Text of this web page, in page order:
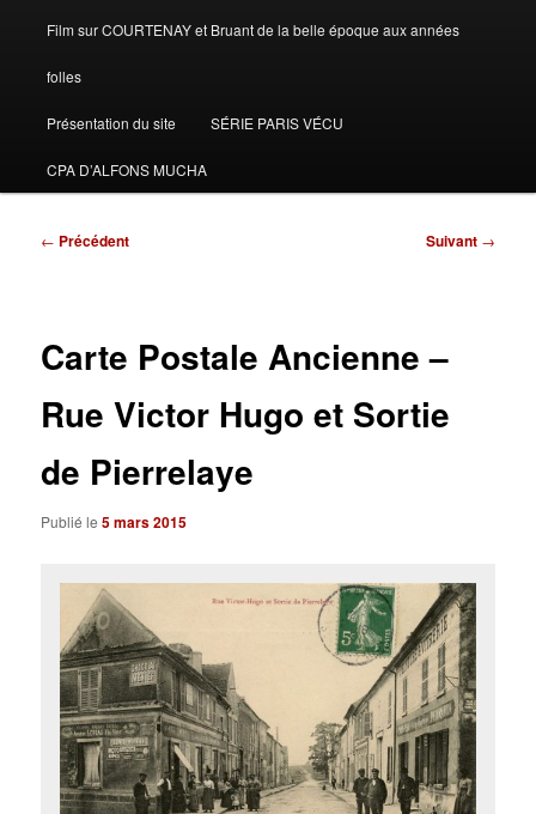
Film sur COURTENAY et Bruant de la belle époque aux années
folles
Présentation du site SÉRIE PARIS VÉCU
CPA D’ALFONS MUCHA
Navigation
← Précédent Suivant →
Carte Postale Ancienne –
Rue Victor Hugo et Sortie
de Pierrelaye
Publié le5 mars 2015